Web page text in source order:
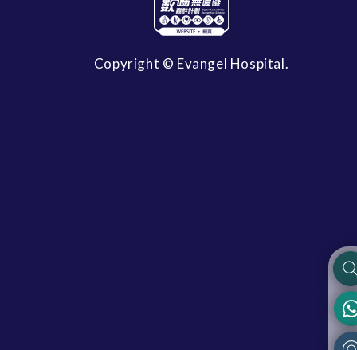
Copyright © Evangel Hospital.